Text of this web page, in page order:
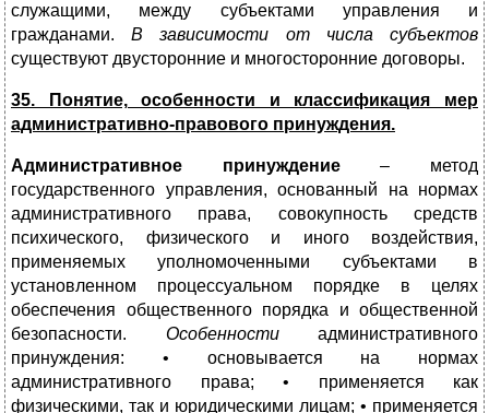
служащими, между субъектами управления и
гражданами.В зависимости от числа субъектов
существуют двусторонние и многосторонние договоры.
35. Понятие, особенности и классификация мер
административно-правового принуждения.
Административное принуждение– метод
государственного управления, основанный на нормах
административного права, совокупность средств
психического, физического и иного воздействия,
применяемых уполномоченными субъектами в
установленном процессуальном порядке в целях
обеспечения общественного порядка и общественной
безопасности. Особенности административного
принуждения: • основывается на нормах
административного права; • применяется как
физическими, так и юридическими лицам; • применяется